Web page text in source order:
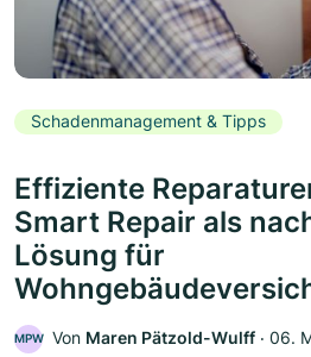
Schadenmanagement & Tipps
Effiziente
Smart Repair als
Lösung für
MPW Von Maren Pätzold-Wulff ‧ 06.